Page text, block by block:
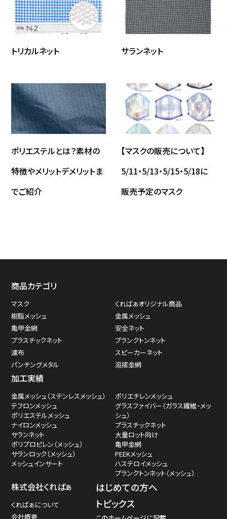
トリカルネット サランネット
ポリエステルとは？素材の
特徴やメリットデメリットま
でご紹介
【マスクの販売について】
5/11・5/13・5/15・5/18に
販売予定のマスク
商品カテゴリ
マスク
くればぁオリジナル商品
樹脂メッシュ
金属メッシュ
亀甲金網
安全ネット
プラスチックネット
プランクトンネット
濾布
スピーカーネット
パンチングメタル
溶接金網
加工実績
金属メッシュ（ステンレスメッシュ）
テフロンメッシュ
ポリエステルメッシュ
ナイロンメッシュ
サランネット
ポリプロピレン（メッシュ）
サランロック（メッシュ）
メッシュインサート
ポリエチレンメッシュ
グラスファイバー（ガラス繊維・メッ
シュ）
プラスチックネット
大量ロット向け
亀甲金網
PEEKメッシュ
ハステロイメッシュ
プランクトンネット（メッシュ）
株式会社くればぁ
くればぁについて
会社概要
はじめての方へ
トピックス